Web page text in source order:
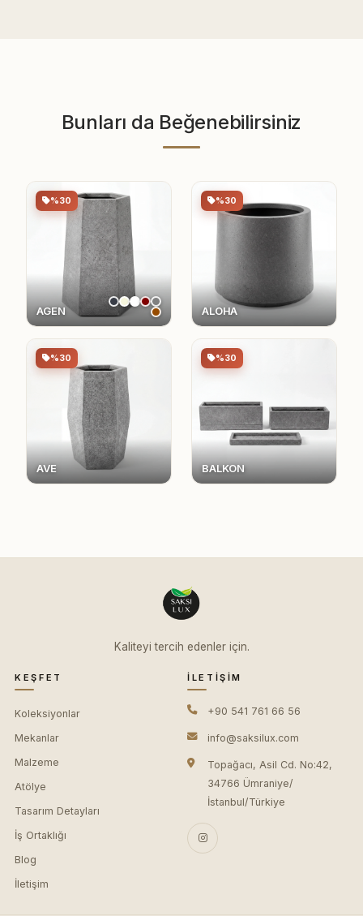
Bunları da Beğenebilirsiniz
%30
AGEN
%30
ALOHA
%30
AVE
%30
BALKON
Kaliteyi tercih edenler için.
KEŞFET
Koleksiyonlar
Mekanlar
Malzeme
Atölye
Tasarım Detayları
İş Ortaklığı
Blog
İletişim
İLETIŞIM
+90 541 761 66 56
info@saksilux.com
Topağacı, Asil Cd. No:42,
34766 Ümraniye/
İstanbul/Türkiye